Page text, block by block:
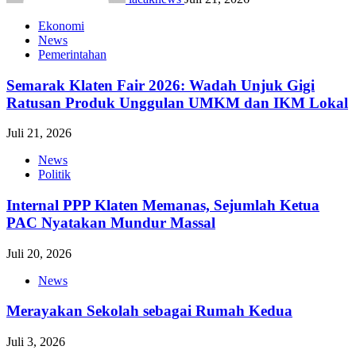
Ekonomi
News
Pemerintahan
Semarak Klaten Fair 2026: Wadah Unjuk Gigi
Ratusan Produk Unggulan UMKM dan IKM Lokal
Juli 21, 2026
News
Politik
Internal PPP Klaten Memanas, Sejumlah Ketua
PAC Nyatakan Mundur Massal
Juli 20, 2026
News
Merayakan Sekolah sebagai Rumah Kedua
Juli 3, 2026